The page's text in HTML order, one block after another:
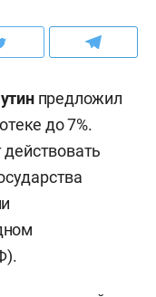
предложил
до 7%.